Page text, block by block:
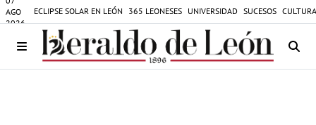
AGO
2026
ECLIPSE SOLAR EN LEÓN 365 LEONESES UNIVERSIDAD SUCESOS